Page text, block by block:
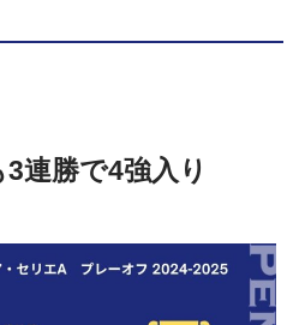
連勝で4強入り